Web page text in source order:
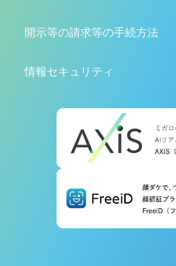
開示等の請求等の手続方法
情報セキュリティ